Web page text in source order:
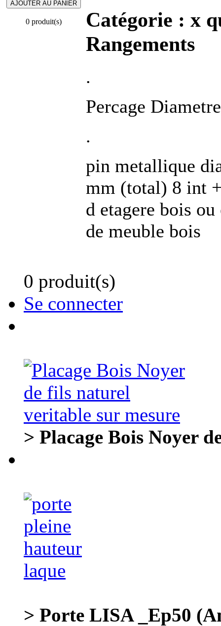
0 produit(s) Catégorie : x
Rangements
.
Percage
.
pin metallique
mm (total) 8 int
d etagere bois
de meuble bois
0 produit(s)
Se connecter
> Placage Bois Noyer
> Porte LISA _Ep50